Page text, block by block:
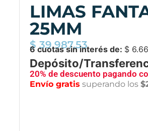
LIMAS
25MM
$ 39.987,53
6 cuotas sin interés de: $
Depósito/
20% de descuento pagando
Envío gratis superando los